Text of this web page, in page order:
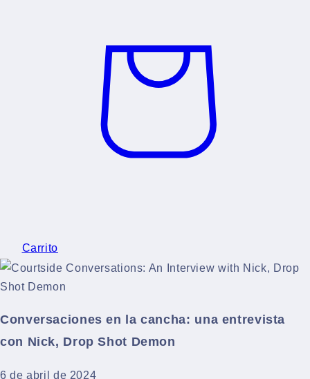
Carrito
Conversaciones en la cancha: una entrevista
con Nick, Drop Shot Demon
6 de abril de 2024